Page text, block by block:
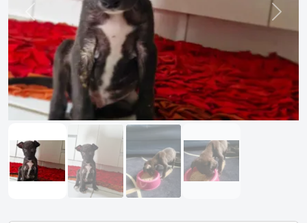
Previous Next